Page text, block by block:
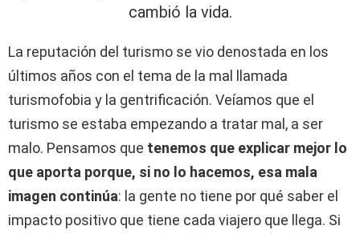
cambió la vida.
La reputación del turismo se vio denostada en los
últimos años con el tema de la mal llamada
turismofobia y la gentrificación. Veíamos que el
turismo se estaba empezando a tratar mal, a ser
malo. Pensamos que tenemos que explicar mejor lo
que aporta porque, si no lo hacemos, esa mala
imagen continúa: la gente no tiene por qué saber el
impacto positivo que tiene cada viajero que llega. Si